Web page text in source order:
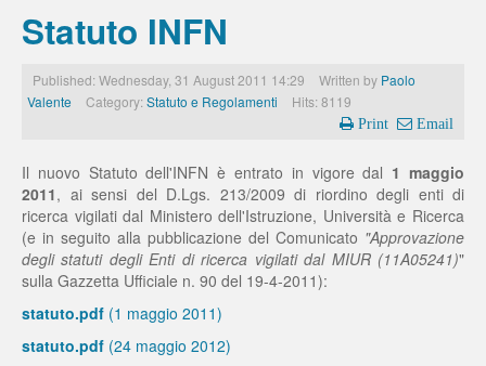
Statuto INFN
Published: Wednesday, 31 August 2011 14:29 Written by Paolo
Valente
Category: Statuto e Regolamenti Hits: 8119
Print Email
Il nuovo Statuto dell'INFN è entrato in vigore dal 1 maggio
2011, ai sensi del D.Lgs. 213/2009 di riordino degli enti di
ricerca vigilati dal Ministero dell'Istruzione, Università e Ricerca
(e in seguito alla pubblicazione del Comunicato "Approvazione
degli statuti degli Enti di ricerca vigilati dal MIUR (11A05241)"
sulla Gazzetta Ufficiale n. 90 del 19-4-2011):
statuto.pdf (1 maggio 2011)
statuto.pdf (24 maggio 2012)